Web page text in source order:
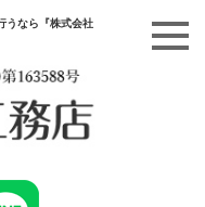
うなら『株式会社